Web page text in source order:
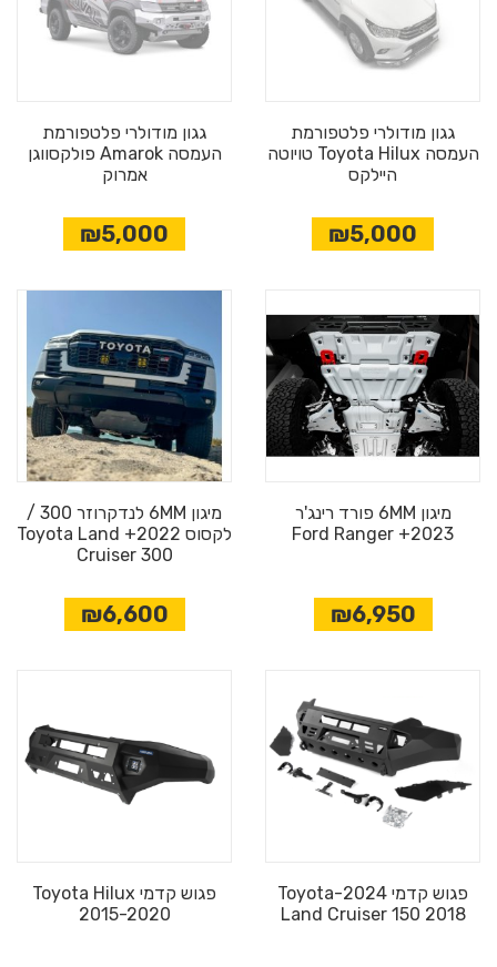
גגון מודולרי פלטפורמת
העמסה Toyota Hilux טויוטה
היילקס
₪5,000
גגון מודולרי פלטפורמת
העמסה Amarok פולקסווגן
אמרוק
₪5,000
מיגון 6MM פורד רינג'ר
2023+ Ford Ranger
₪6,950
מיגון 6MM לנדקרוזר 300 /
לקסוס 2022+ Toyota Land
Cruiser 300
₪6,600
פגוש קדמי 2024-Toyota
Land Cruiser 150 2018
פגוש קדמי Toyota Hilux
2015-2020